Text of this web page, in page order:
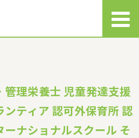
管理栄養士 児童発達支援
ンティア 認可外保育所 認
ーナショナルスクール そ